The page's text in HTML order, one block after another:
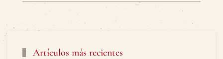
Artículos más recientes